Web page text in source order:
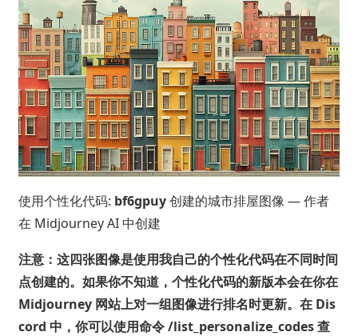
使用个性化代码: bf6gpuy创建的城市排屋图像 — 作者
在 Midjourney AI 中创建
注意：这四张图像是使用我自己的个性化代码在不同时间
点创建的。如果你不知道，个性化代码的新版本会在你在
Midjourney 网站上对一组图像进行排名时更新。在 Dis
cord 中，你可以使用命令 /list_personalize_codes 查